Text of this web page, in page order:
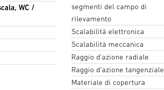
WC /
segmenti del campo di
rilevamento
Scalabilità elettronica
Scalabilità meccanica
Raggio d'azione radiale
Raggio d'azione tangenziale
Materiale di copertura